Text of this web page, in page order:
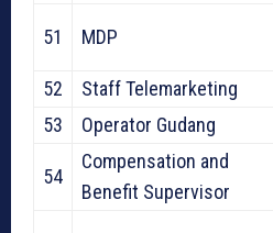
51 MDP
52
Staff Telemarketing
53
Operator Gudang
54
Compensation and
Benefit Supervisor